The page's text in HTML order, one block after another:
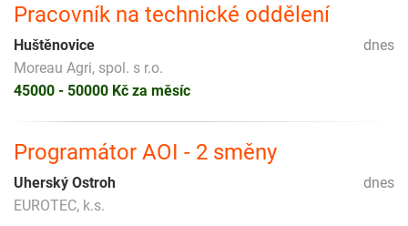
Pracovník na technické oddělení
dnes
Huštěnovice
Moreau Agri, spol. s r.o.
45000 - 50000 Kč za měsíc
Programátor AOI - 2 směny
dnes
Uherský Ostroh
EUROTEC, k.s.